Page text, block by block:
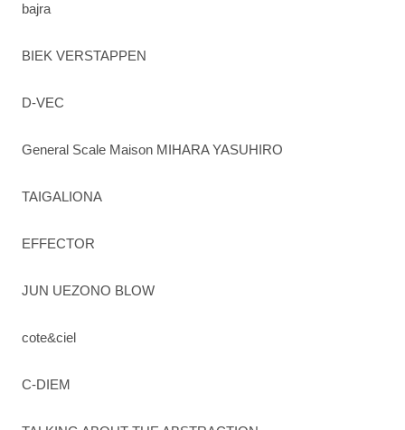
bajra
BIEK VERSTAPPEN
D-VEC
General Scale Maison MIHARA YASUHIRO
TAIGALIONA
EFFECTOR
JUN UEZONO BLOW
cote&ciel
C-DIEM